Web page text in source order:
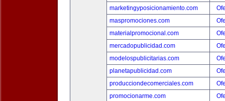
marketingyposicionamiento.com
maspromociones.com
materialpromocional.com
mercadopublicidad.com
modelospublicitarias.com
planetapublicidad.com
producciondecomerciales.com
promocionarme.com